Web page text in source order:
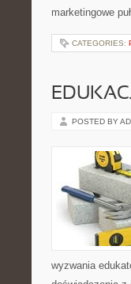
marketingowe
CATEGORIES:
POSTED BY
wyzwania